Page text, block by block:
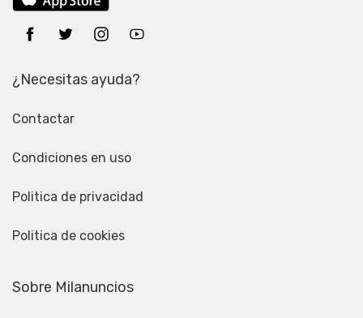
¿Necesitas ayuda?
Contactar
Condiciones en uso
Politica de privacidad
Politica de cookies
Sobre Milanuncios